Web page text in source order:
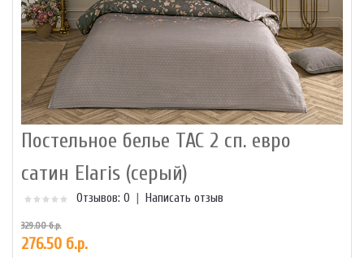
Постельное белье TAC 2 сп. евро
сатин Elaris (серый)
Отзывов: 0 Написать отзыв
329.00 б.р.
276.50 б.р.